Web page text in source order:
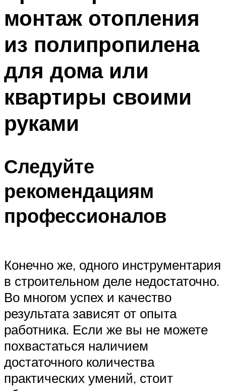
монтаж отопления
из полипропилена
для дома или
квартиры своими
руками
Следуйте
рекомендациям
профессионалов
Конечно же, одного инструментария
в строительном деле недостаточно.
Во многом успех и качество
результата зависят от опыта
работника. Если же вы не можете
похвастаться наличием
достаточного количества
практических умений, стоит